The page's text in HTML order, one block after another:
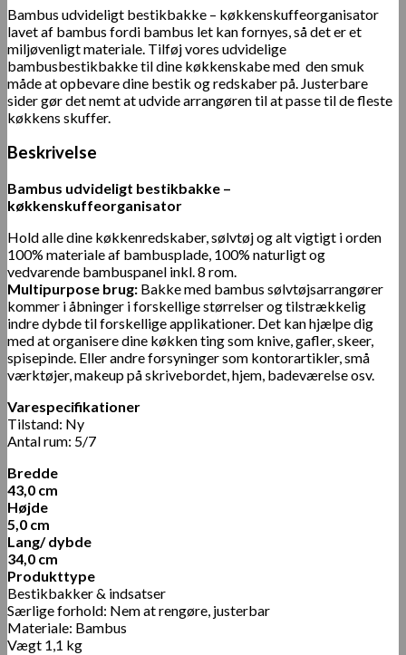
Bambus udvideligt bestikbakke – køkkenskuffeorganisator
lavet af bambus fordi bambus let kan fornyes, så det er et
miljøvenligt materiale. Tilføj vores udvidelige
bambusbestikbakke til dine køkkenskabe med den smuk
måde at opbevare dine bestik og redskaber på. Justerbare
sider gør det nemt at udvide arrangøren til at passe til de fleste
køkkens skuffer.
Beskrivelse
Bambus udvideligt bestikbakke –
køkkenskuffeorganisator
Hold alle dine køkkenredskaber, sølvtøj og alt vigtigt i orden
100% materiale af bambusplade, 100% naturligt og
vedvarende bambuspanel inkl. 8 rom.
Multipurpose brug: Bakke med bambus sølvtøjsarrangører
kommer i åbninger i forskellige størrelser og tilstrækkelig
indre dybde til forskellige applikationer. Det kan hjælpe dig
med at organisere dine køkken ting som knive, gafler, skeer,
spisepinde. Eller andre forsyninger som kontorartikler, små
værktøjer, makeup på skrivebordet, hjem, badeværelse osv.
Varespecifikationer
Tilstand: Ny
Antal rum: 5/7
Bredde
43,0 cm
Højde
5,0 cm
Lang/ dybde
34,0 cm
Produkttype
Bestikbakker & indsatser
Særlige forhold: Nem at rengøre, justerbar
Materiale: Bambus
Vægt 1,1 kg